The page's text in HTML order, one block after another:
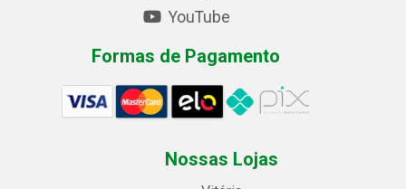
YouTube
Formas de Pagamento
Nossas Lojas